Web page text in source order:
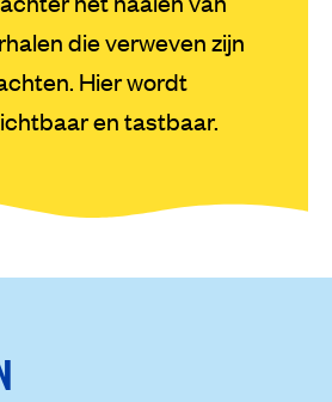
die verweven zijn
Hier wordt
en tastbaar.